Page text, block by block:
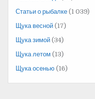
Статьи о рыбалке (1 039)
Щука весной (17)
Щука зимой (34)
Щука летом (13)
Щука осенью (16)